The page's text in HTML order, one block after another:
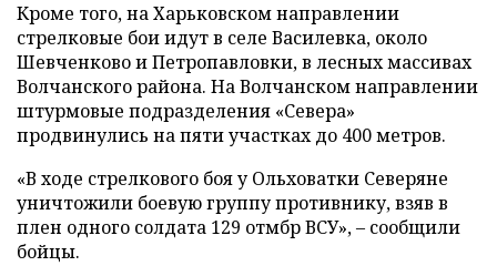
Кроме того, на Харьковском направлении
стрелковые бои идут в селе Василевка, около
Шевченково и Петропавловки, в лесных массивах
Волчанского района. На Волчанском направлении
штурмовые подразделения «Севера»
продвинулись на пяти участках до 400 метров.
«В ходе стрелкового боя у Ольховатки Северяне
уничтожили боевую группу противнику, взяв в
плен одного солдата 129 отмбр ВСУ», – сообщили
бойцы.